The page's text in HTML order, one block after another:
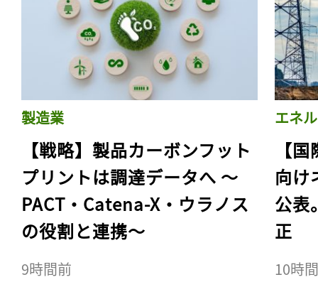
製造業
【戦略】製品カーボンフット
プリントは調達データへ 〜
PACT・Catena-X・ウラノス
の役割と連携〜
9時間前
エネ
【
向け
公表
正
10時